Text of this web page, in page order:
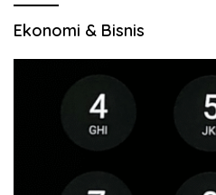
Ekonomi & Bisnis